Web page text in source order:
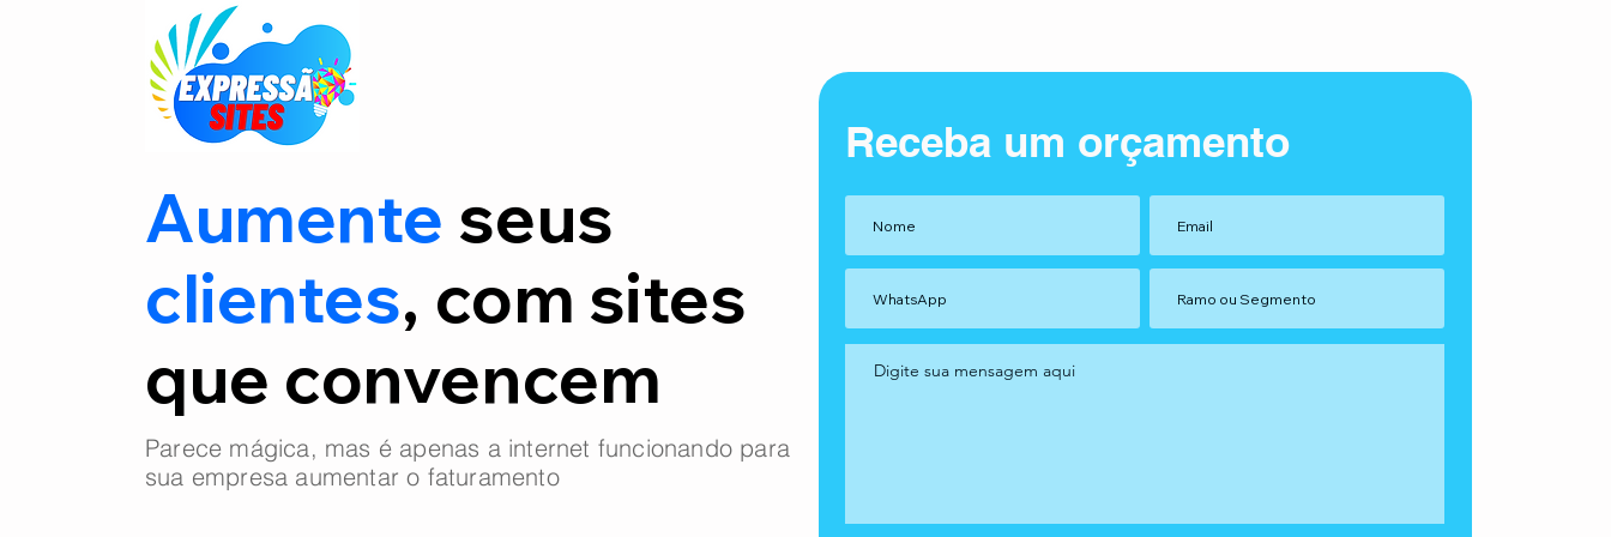
Aumente seus
clientes, com sites
que convencem
Parece mágica, mas é apenas a internet funcionando para
sua empresa aumentar o faturamento
Receba um orçamento